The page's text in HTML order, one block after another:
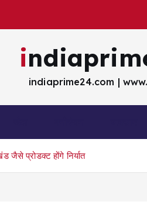
indiaprime24.com |
जैसे प्रोडक्ट होंगे निर्यात